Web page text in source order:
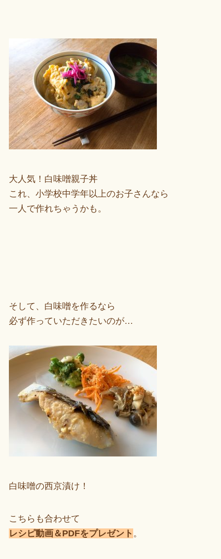
大人気！白味噌親子丼
これ、小学校中学年以上のお子さんなら
一人で作れちゃうかも。
そして、白味噌を作るなら
必ず作っていただきたいのが…
白味噌の西京漬け！
こちらも合わせて
レシピ動画＆PDFをプレゼント 。